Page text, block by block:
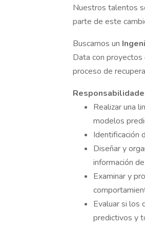
Nuestros talentos
parte de este
Buscamos un
Data con proyectos
proceso de
Realizar una
modelos
Identificación
Diseñar y
información
Examinar y
Evaluar si los
predictivos y